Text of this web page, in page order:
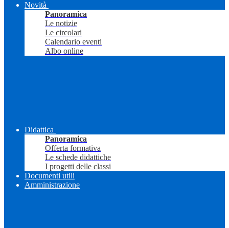
Novità
Panoramica
Le notizie
Le circolari
Calendario eventi
Albo online
Didattica
Panoramica
Offerta formativa
Le schede didattiche
I progetti delle classi
Documenti utili
Amministrazione